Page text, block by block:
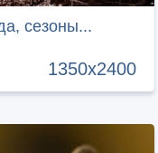
сезоны...
1350x2400